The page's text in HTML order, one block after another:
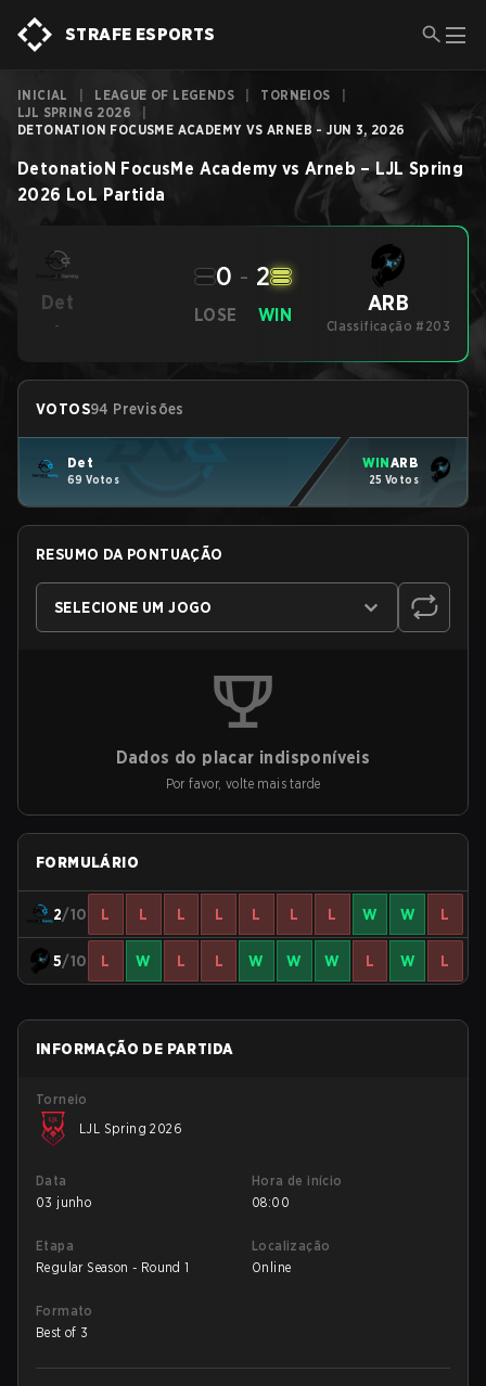
STRAFE ESPORTS
INICIAL LEAGUE OF LEGENDS TORNEIOS
LJL SPRING 2026
DETONATION FOCUSME ACADEMY VS ARNEB - JUN 3, 2026
DetonatioN FocusMe Academy vs Arneb –LJL Spring
2026 LoL Partida
Det
-
LOSE
0 - 2
WIN ARB
Classificação #203
VOTOS94 Previsões
Det
69 Votos
WINARB
25 Votos
RESUMO DA PONTUAÇÃO
SELECIONE UM JOGO
Dados do placar indisponíveis
Por favor, volte mais tarde
FORMULÁRIO
2/10 L L L L L L L W W L
5/10 L W L L W W W L W L
INFORMAÇÃO DE PARTIDA
Torneio
LJL Spring 2026
Data
03 junho
Hora de início
08:00
Etapa
Regular Season - Round 1
Localização
Online
Formato
Best of 3